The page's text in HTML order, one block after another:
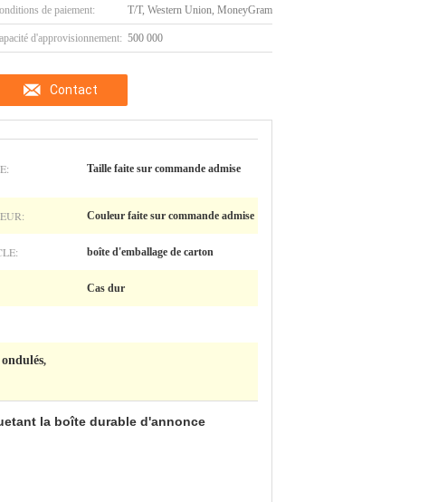
de paiement: T/T, Western Union, MoneyGram
d'approvisionnement: 500 000
Contact
Taille faite sur commande admise
Couleur faite sur commande admise
boîte d'emballage de carton
Cas dur
,
la boîte durable d'annonce